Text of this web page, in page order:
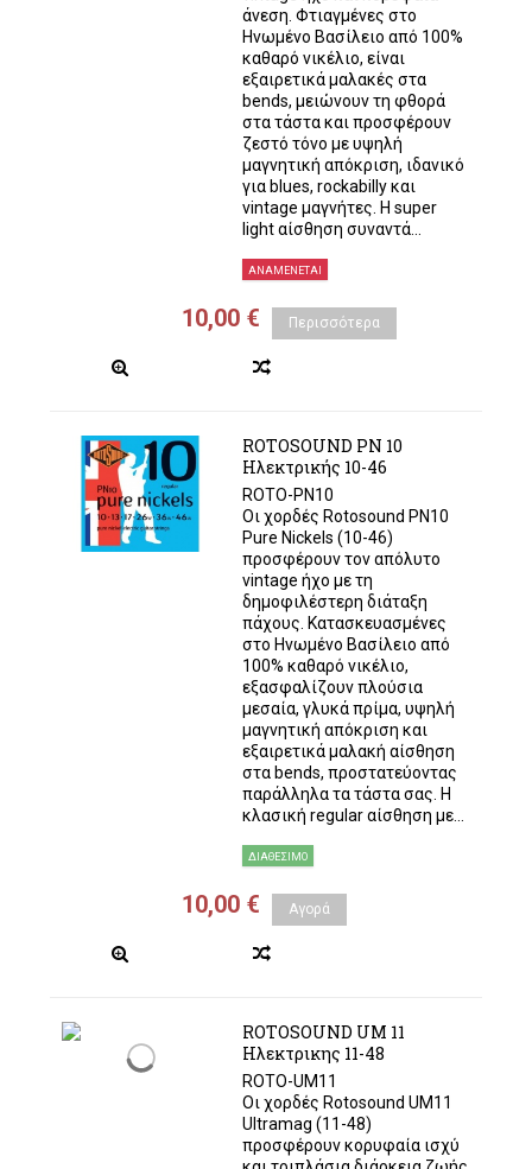
άνεση. Φτιαγμένες στο
Ηνωμένο Βασίλειο από 100%
καθαρό νικέλιο, είναι
εξαιρετικά μαλακές στα
bends, μειώνουν τη φθορά
στα τάστα και προσφέρουν
ζεστό τόνο με υψηλή
μαγνητική απόκριση, ιδανικό
για blues, rockabilly και
vintage μαγνήτες. Η super
light αίσθηση συναντά...
ΑΝΑΜΈΝΕΤΑΙ
10,00 € Περισσότερα
ROTOSOUND PN 10
Ηλεκτρικής 10-46
ROTO-PN10
Οι χορδές Rotosound PN10
Pure Nickels (10-46)
προσφέρουν τον απόλυτο
vintage ήχο με τη
δημοφιλέστερη διάταξη
πάχους. Κατασκευασμένες
στο Ηνωμένο Βασίλειο από
100% καθαρό νικέλιο,
εξασφαλίζουν πλούσια
μεσαία, γλυκά πρίμα, υψηλή
μαγνητική απόκριση και
εξαιρετικά μαλακή αίσθηση
στα bends, προστατεύοντας
παράλληλα τα τάστα σας. Η
κλασική regular αίσθηση με...
ΔΙΑΘΈΣΙΜΟ
10,00 € Αγορά
ROTOSOUND UM 11
Ηλεκτρικης 11-48
ROTO-UM11
Οι χορδές Rotosound UM11
Ultramag (11-48)
προσφέρουν κορυφαία ισχύ